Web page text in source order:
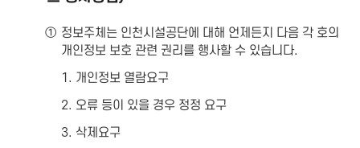
① 정보주체는 인천시설공단에 대해 언제든지 다음 각 호의
개인정보 보호 관련 권리를 행사할 수 있습니다.
1. 개인정보 열람요구
2. 오류 등이 있을 경우 정정 요구
3. 삭제요구